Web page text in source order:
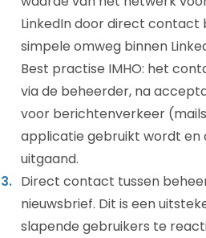
LinkedIn door direct contact
simpele omweg binnen
Best practise IMHO: het
via de beheerder, na
voor berichtenverkeer
applicatie gebruikt wordt en
uitgaand.
Direct contact tussen
nieuwsbrief. Dit is een
slapende gebruikers te